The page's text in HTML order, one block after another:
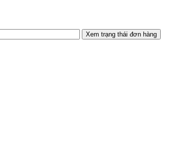
Xem trạng thái đơn hàng